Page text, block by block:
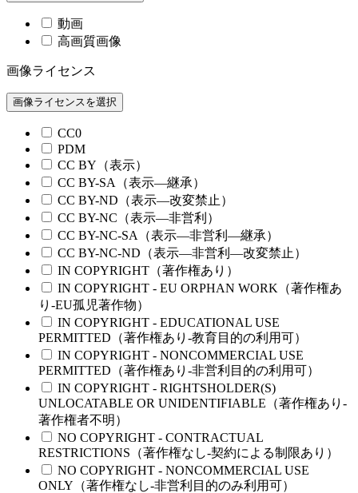
動画
高画質画像
画像ライセンス
画像ライセンスを選択
CC0
PDM
CC BY（表示）
CC BY-SA（表示—継承）
CC BY-ND（表示—改変禁止）
CC BY-NC（表示—非営利）
CC BY-NC-SA（表示—非営利—継承）
CC BY-NC-ND（表示—非営利—改変禁止）
IN COPYRIGHT（著作権あり）
IN COPYRIGHT - EU ORPHAN WORK（著作権あ
り-EU孤児著作物）
IN COPYRIGHT - EDUCATIONAL USE
PERMITTED（著作権あり-教育目的の利用可）
IN COPYRIGHT - NONCOMMERCIAL USE
PERMITTED（著作権あり-非営利目的の利用可）
IN COPYRIGHT - RIGHTSHOLDER(S)
UNLOCATABLE OR UNIDENTIFIABLE（著作権あり-
著作権者不明）
NO COPYRIGHT - CONTRACTUAL
RESTRICTIONS（著作権なし-契約による制限あり）
NO COPYRIGHT - NONCOMMERCIAL USE
ONLY（著作権なし-非営利目的のみ利用可）